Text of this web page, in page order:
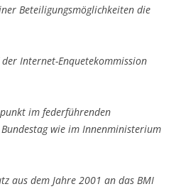
Beteiligungsmöglichkeiten die
Internet-Enquetekommission
im federführenden
wie im Innenministerium
aus dem Jahre 2001 an das BMI